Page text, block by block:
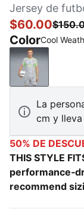
Jersey de
$60.00
ColorCool
Cool
La
cm y
50% DE
THIS STYLE
recommend